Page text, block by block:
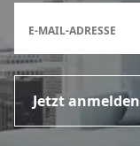
E-MAIL-ADRESSE
Jetzt anmelden